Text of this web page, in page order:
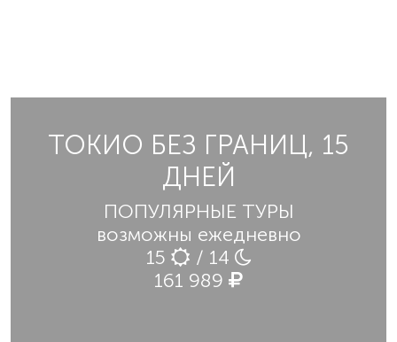
ТОКИО БЕЗ ГРАНИЦ, 15
ДНЕЙ
ПОПУЛЯРНЫЕ ТУРЫ
возможны ежедневно
15
/ 14
161 989